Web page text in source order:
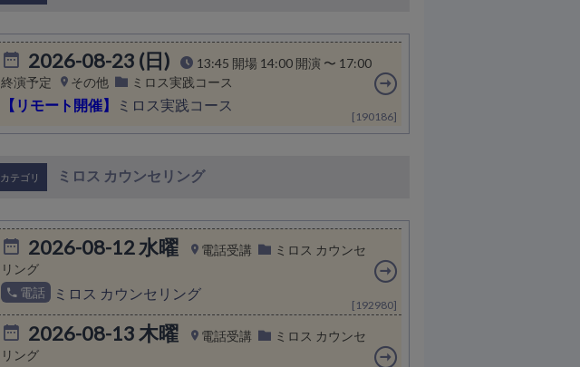
2026-08-23 (日)
13:45 開場 14:00 開演 〜 17:00
終演予定
その他 ミロス実践コース
【リモート開催】 ミロス実践コース
[190186]
ミロス カウンセリング
2026-08-12 水曜 電話受講
ミロス カウンセ
リング
電話
ミロス カウンセリング
[192980]
2026-08-13 木曜 電話受講
ミロス カウンセ
リング